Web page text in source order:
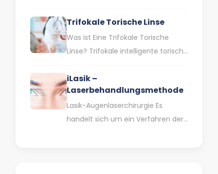
Intraokularlinsen, die Ihnen helfen,
ohne Brille in der Nähe, auf…
Trifokale Torische Linse
Was ist Eine Trifokale Torische
Linse? Trifokale intelligente torische
Kataraktbehandlung häufig
eingesetzt. Der Graue Star…
iLasik –
Laserbehandlungsmethode
Lasik-Augenlaserchirurgie Es
handelt sich um ein Verfahren der